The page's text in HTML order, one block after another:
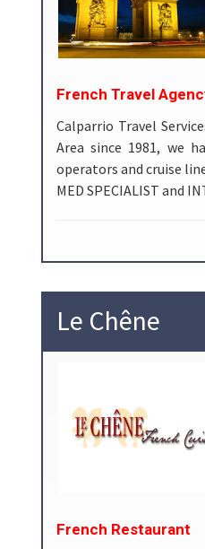
French Travel
Calparrio Travel
Area since 1981, we
operators and cruise
MED SPECIALIST and
Le Chêne
French Restaurant